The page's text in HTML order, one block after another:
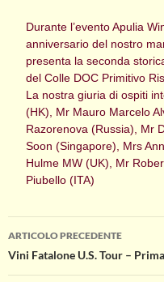
Durante l’evento Apulia
anniversario del nostro
presenta la seconda
del Colle DOC Primitivo
La nostra giuria di ospiti
(HK), Mr Mauro Marcelo
Razorenova (Russia), Mr
Soon (Singapore), Mrs
Hulme MW (UK), Mr
Piubello (ITA)
Navigazione
articolo
ARTICOLO PRECEDENTE
Vini Fatalone U.S. Tour –